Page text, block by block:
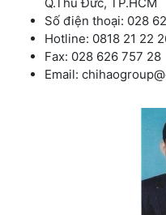
Số điện thoại: 028
Hotline: 0818 21 22
Fax: 028 626 757 28
Email: